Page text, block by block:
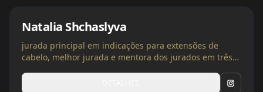
Natalia Shchaslyva
jurada principal em indicações para extensões de
cabelo, melhor jurada e mentora dos jurados em três